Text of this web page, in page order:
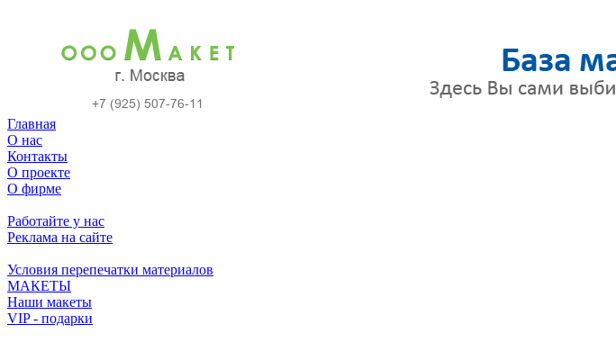
Главная
О нас
Контакты
О проекте
О фирме
Работайте у нас
Реклама на сайте
Условия перепечатки материалов
МАКЕТЫ
Наши макеты
VIP - подарки